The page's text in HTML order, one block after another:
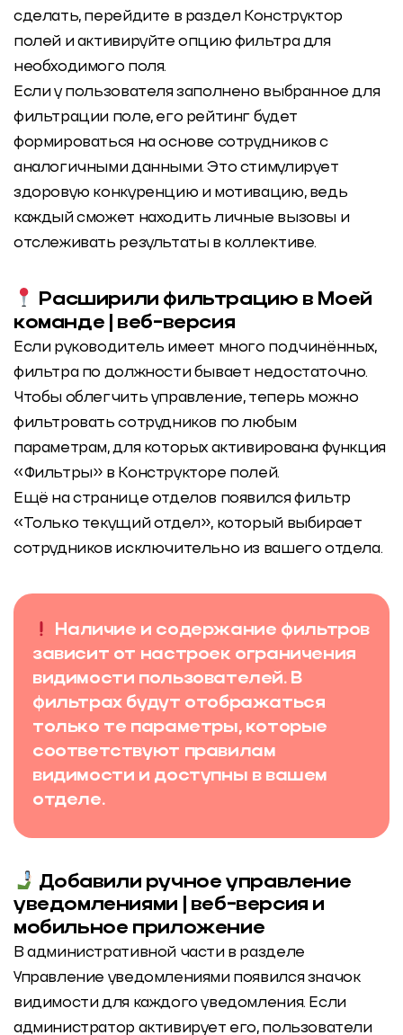
сделать, перейдите в раздел Конструктор
полей и активируйте опцию фильтра для
необходимого поля.
Если у пользователя заполнено выбранное для
фильтрации поле, его рейтинг будет
формироваться на основе сотрудников с
аналогичными данными. Это стимулирует
здоровую конкуренцию и мотивацию, ведь
каждый сможет находить личные вызовы и
отслеживать результаты в коллективе.
Расширили фильтрацию в Моей
команде | веб-версия
Если руководитель имеет много подчинённых,
фильтра по должности бывает недостаточно.
Чтобы облегчить управление, теперь можно
фильтровать сотрудников по любым
параметрам, для которых активирована функция
«Фильтры» в Конструкторе полей.
Ещё на странице отделов появился фильтр
«Только текущий отдел», который выбирает
сотрудников исключительно из вашего отдела.
Наличие и содержание фильтров
зависит от настроек ограничения
видимости пользователей. В
фильтрах будут отображаться
только те параметры, которые
соответствуют правилам
видимости и доступны в вашем
отделе.
Добавили ручное управление
уведомлениями | веб-версия и
мобильное приложение
В административной части в разделе
Управление уведомлениями появился значок
видимости для каждого уведомления. Если
администратор активирует его, пользователи